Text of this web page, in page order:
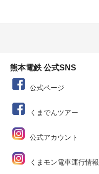
熊本電鉄 公式SNS
公式ページ
くまでんツアー
公式アカウント
くまモン電車運行情報